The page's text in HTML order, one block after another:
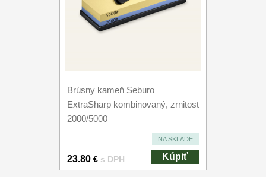
Brúsny kameň Seburo
ExtraSharp kombinovaný, zrnitost
2000/5000
NA SKLADE
23.80 € s DPH Kúpiť